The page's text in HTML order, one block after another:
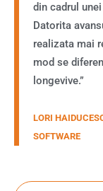
din cadrul
Datorita
realizata mai
mod se
longevive.”
LORI
SOFTWARE